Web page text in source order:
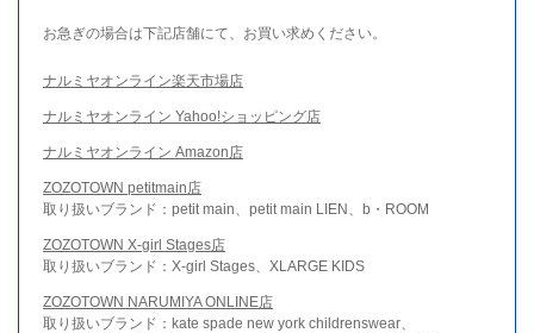
お急ぎの場合は下記店舗にて、お買い求めください。
ナルミヤオンライン楽天市場店
ナルミヤオンライン Yahoo!ショッピング店
ナルミヤオンライン Amazon店
ZOZOTOWN petitmain店
取り扱いブランド：petit main、petit main LIEN、b・ROOM
ZOZOTOWN X-girl Stages店
取り扱いブランド：X-girl Stages、XLARGE KIDS
ZOZOTOWN NARUMIYA ONLINE店
取り扱いブランド：kate spade new york childrenswear、